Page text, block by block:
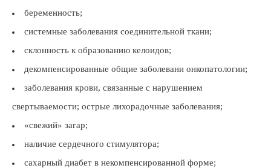
беременность;
системные заболевания соединительной ткани;
склонность к образованию келоидов;
декомпенсированные общие заболевани онкопатологии;
заболевания крови, связанные с нарушением
свертываемости; острые лихорадочные заболевания;
«свежий» загар;
наличие сердечного стимулятора;
сахарный диабет в некомпенсированной форме;